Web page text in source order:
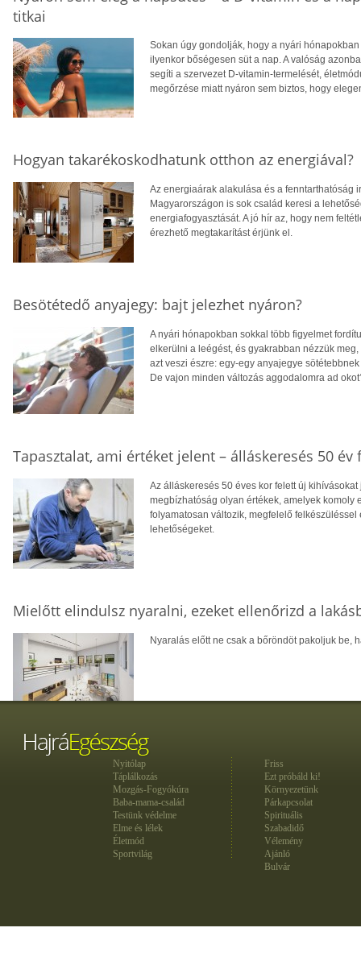
titkai
Sokan úgy gondolják, hogy a nyári
ilyenkor bőségesen süt a nap. A valóság
segíti a szervezet D-vitamin-termelését,
megőrzése miatt nyáron sem biztos, hogy
Hogyan takarékoskodhatunk otthon az energiával?
Az energiaárak alakulása és a fenntarthatóság
Magyarországon is sok család keresi a
energiafogyasztását. A jó hír az, hogy nem
érezhető megtakarítást érjünk el.
Besötétedő anyajegy: bajt jelezhet nyáron?
A nyári hónapokban sokkal több figyelmet
elkerülni a leégést, és gyakrabban nézzük
azt veszi észre: egy-egy anyajegye
De vajon minden változás aggodalomra ad
Tapasztalat, ami értéket jelent – álláskeresés 50 év
Az álláskeresés 50 éves kor felett új
megbízhatóság olyan értékek, amelyek komoly
folyamatosan változik, megfelelő
lehetőségeket.
Mielőtt elindulsz nyaralni, ezeket ellenőrizd a
Nyaralás előtt ne csak a bőröndöt pakoljuk be,
Nyitólap
Táplálkozás
Mozgás-Fogyókúra
Baba-mama-család
Testünk védelme
Elme és lélek
Életmód
Sportvilág
Friss
Ezt próbáld ki!
Környezetünk
Párkapcsolat
Spirituális
Szabadidő
Vélemény
Ajánló
Bulvár